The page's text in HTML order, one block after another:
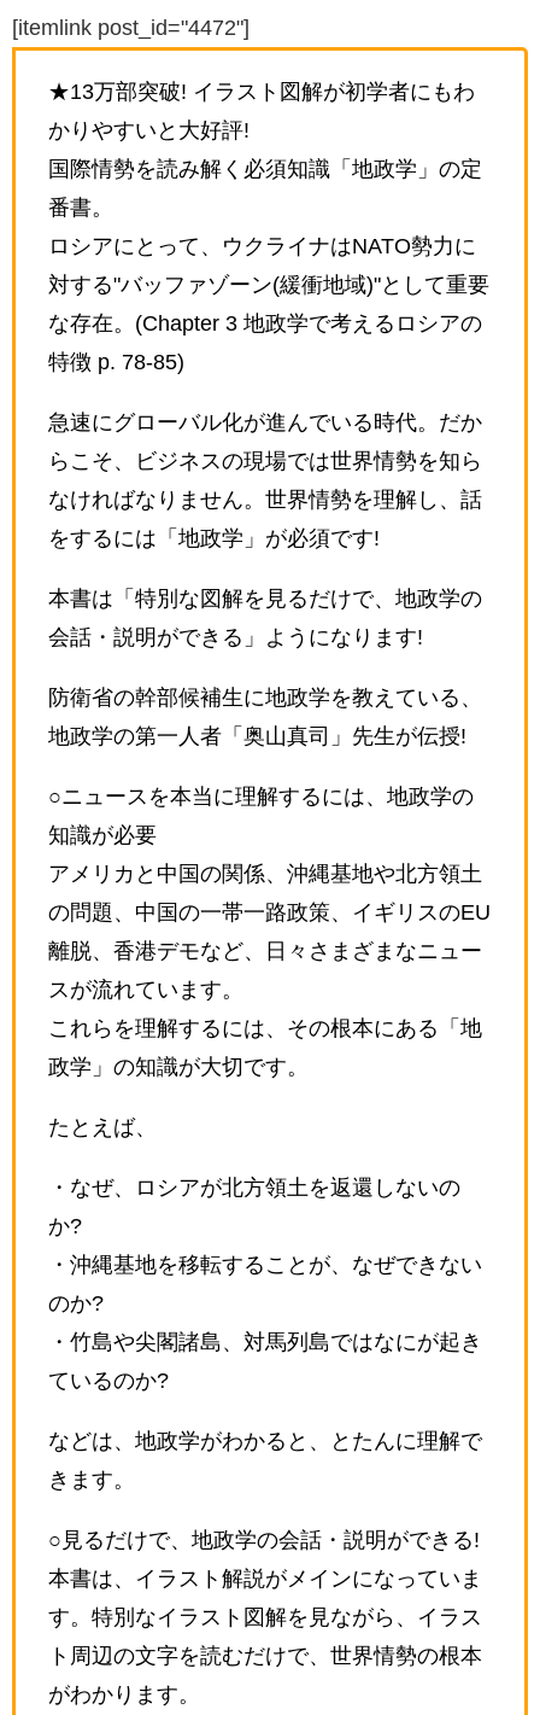
[itemlink post_id="4472"]
★13万部突破! イラスト図解が初学者にもわ
かりやすいと大好評!
国際情勢を読み解く必須知識「地政学」の定
番書。
ロシアにとって、ウクライナはNATO勢力に
対する"バッファゾーン(緩衝地域)"として重要
な存在。(Chapter 3 地政学で考えるロシアの
特徴 p. 78-85)
急速にグローバル化が進んでいる時代。だか
らこそ、ビジネスの現場では世界情勢を知ら
なければなりません。世界情勢を理解し、話
をするには「地政学」が必須です!
本書は「特別な図解を見るだけで、地政学の
会話・説明ができる」ようになります!
防衛省の幹部候補生に地政学を教えている、
地政学の第一人者「奥山真司」先生が伝授!
○ニュースを本当に理解するには、地政学の
知識が必要
アメリカと中国の関係、沖縄基地や北方領土
の問題、中国の一帯一路政策、イギリスのEU
離脱、香港デモなど、日々さまざまなニュー
スが流れています。
これらを理解するには、その根本にある「地
政学」の知識が大切です。
たとえば、
・なぜ、ロシアが北方領土を返還しないの
か?
・沖縄基地を移転することが、なぜできない
のか?
・竹島や尖閣諸島、対馬列島ではなにが起き
ているのか?
などは、地政学がわかると、とたんに理解で
きます。
○見るだけで、地政学の会話・説明ができる!
本書は、イラスト解説がメインになっていま
す。特別なイラスト図解を見ながら、イラス
ト周辺の文字を読むだけで、世界情勢の根本
がわかります。